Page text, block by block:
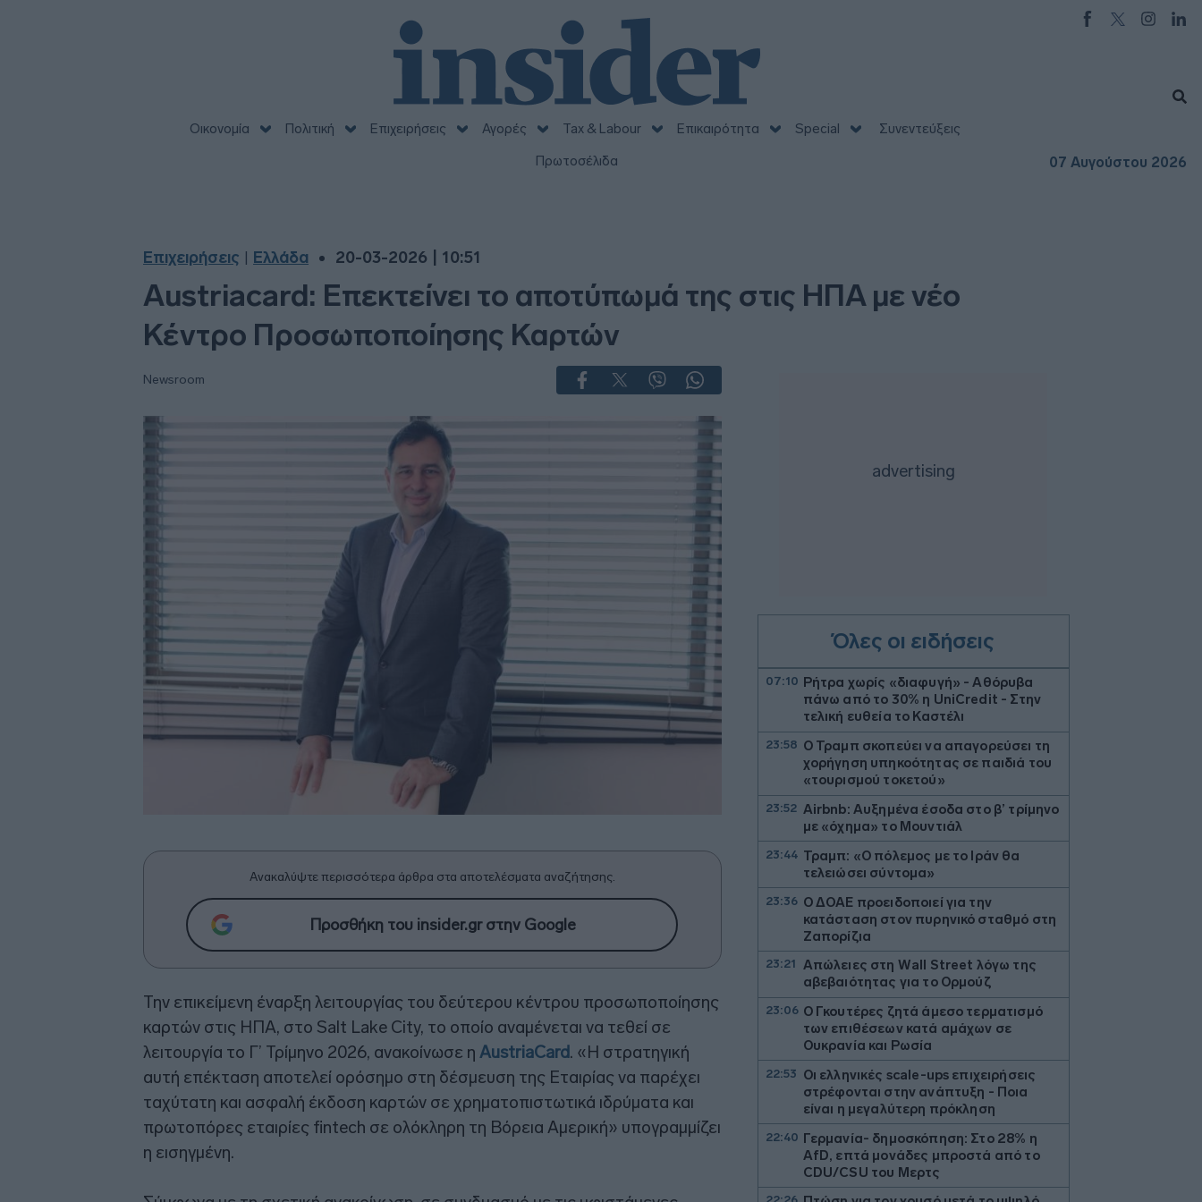
Οικονομία Πολιτική Επιχειρήσεις Αγορές Tax & Labour Επικαιρότητα Special
Συνεντεύξεις
Πρωτοσέλιδα
07 Αυγούστου 2026
Επιχειρήσεις Ελλάδα 20-03-2026 | 10:51
Austriacard: Επεκτείνει το αποτύπωμά της στις ΗΠΑ με νέο
Κέντρο Προσωποποίησης Καρτών
Newsroom
Ανακαλύψτε περισσότερα άρθρα στα αποτελέσματα αναζήτησης.
Προσθήκη του insider.gr στην Google
Την επικείμενη έναρξη λειτουργίας του δεύτερου κέντρου προσωποποίησης
καρτών στις ΗΠΑ, στο Salt Lake City, το οποίο αναμένεται να τεθεί σε
λειτουργία το Γ’ Τρίμηνο 2026, ανακοίνωσε η AustriaCard. «Η στρατηγική
αυτή επέκταση αποτελεί ορόσημο στη δέσμευση της Εταιρίας να παρέχει
ταχύτατη και ασφαλή έκδοση καρτών σε χρηματοπιστωτικά ιδρύματα και
πρωτοπόρες εταιρίες fintech σε ολόκληρη τη Βόρεια Αμερική» υπογραμμίζει
η εισηγμένη.
Όλες οι ειδήσεις
07:10 Ρήτρα χωρίς «διαφυγή» - Αθόρυβα
πάνω από το 30% η UniCredit - Στην
τελική ευθεία το Καστέλι
23:58 Ο Τραμπ σκοπεύει να απαγορεύσει τη
χορήγηση υπηκοότητας σε παιδιά του
«τουρισμού τοκετού»
23:52 Airbnb: Αυξημένα έσοδα στο β’ τρίμηνο
με «όχημα» το Μουντιάλ
23:44 Τραμπ: «Ο πόλεμος με το Ιράν θα
τελειώσει σύντομα»
23:36 Ο ΔΟΑΕ προειδοποιεί για την
κατάσταση στον πυρηνικό σταθμό στη
Ζαπορίζια
23:21 Απώλειες στη Wall Street λόγω της
αβεβαιότητας για το Ορμούζ
23:06 Ο Γκουτέρες ζητά άμεσο τερματισμό
των επιθέσεων κατά αμάχων σε
Ουκρανία και Ρωσία
22:53 Οι ελληνικές scale-ups επιχειρήσεις
στρέφονται στην ανάπτυξη - Ποια
είναι η μεγαλύτερη πρόκληση
22:40 Γερμανία- δημοσκόπηση: Στο 28% η
AfD, επτά μονάδες μπροστά από το
CDU/CSU του Μερτς